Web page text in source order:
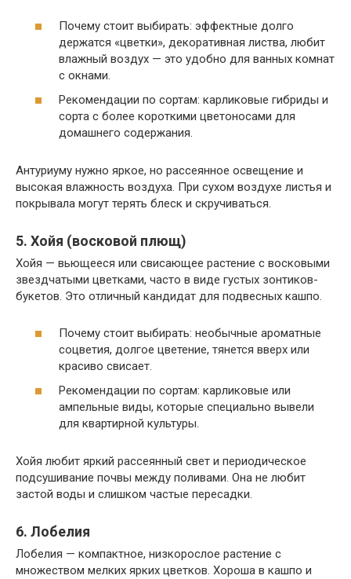
Почему стоит выбирать: эффектные долго
держатся «цветки», декоративная листва, любит
влажный воздух — это удобно для ванных комнат
с окнами.
Рекомендации по сортам: карликовые гибриды и
сорта с более короткими цветоносами для
домашнего содержания.
Антуриуму нужно яркое, но рассеянное освещение и
высокая влажность воздуха. При сухом воздухе листья и
покрывала могут терять блеск и скручиваться.
5. Хойя (восковой плющ)
Хойя — вьющееся или свисающее растение с восковыми
звездчатыми цветками, часто в виде густых зонтиков-
букетов. Это отличный кандидат для подвесных кашпо.
Почему стоит выбирать: необычные ароматные
соцветия, долгое цветение, тянется вверх или
красиво свисает.
Рекомендации по сортам: карликовые или
ампельные виды, которые специально вывели
для квартирной культуры.
Хойя любит яркий рассеянный свет и периодическое
подсушивание почвы между поливами. Она не любит
застой воды и слишком частые пересадки.
6. Лобелия
Лобелия — компактное, низкорослое растение с
множеством мелких ярких цветков. Хороша в кашпо и